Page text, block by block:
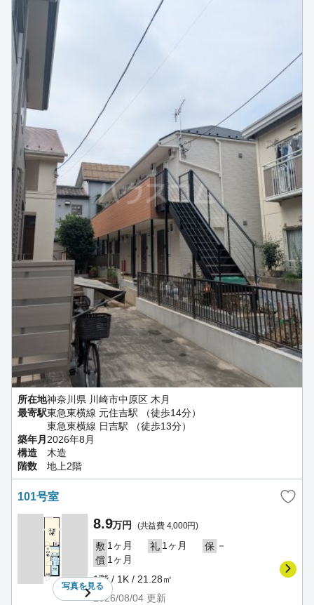
所在地神奈川県 川崎市中原区 木月
最寄駅東急東横線 元住吉駅 （徒歩14分）
東急東横線 日吉駅 （徒歩13分）
築年月 2026年8月
構造
木造
階数
地上2階
101号室
写真を見る
8.9万円 (共益費 4,000円)
敷 1ヶ月 礼 1ヶ月 保 －
償 1ヶ月
1階 / 1K / 21.28㎡
2026/08/04 更新